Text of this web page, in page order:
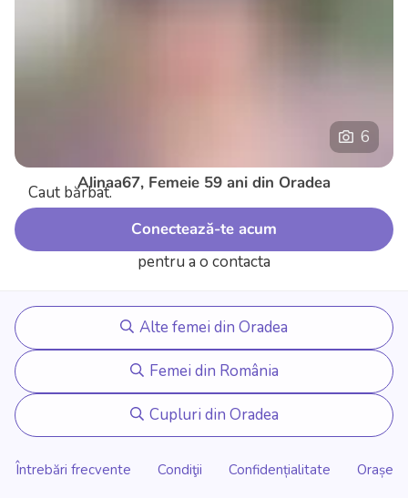
6
Alinaa67, Femeie 59 ani din Oradea
Caut bărbat.
Conectează-te acum
pentru a o contacta
Alte femei din Oradea
Femei din România
Cupluri din Oradea
Întrebări frecvente Condiţii Confidențialitate
Orașe